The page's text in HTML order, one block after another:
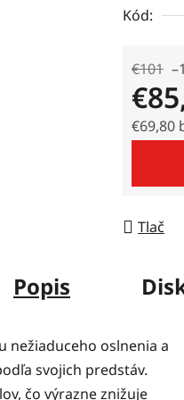
Kód:
€101
€69,80
Tlač
Popis
nežiaduceho oslnenia a
svojich predstáv.
čo výrazne znižuje